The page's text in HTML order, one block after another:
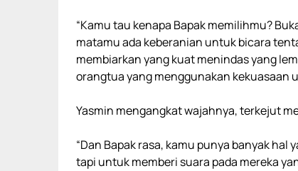
“Kamu tau kenapa Bapak memilihmu?
matamu ada keberanian untuk bicara
membiarkan yang kuat menindas yang
orangtua yang menggunakan kekuasaan
Yasmin mengangkat wajahnya, terkejut
“Dan Bapak rasa, kamu punya banyak
tapi untuk memberi suara pada mereka